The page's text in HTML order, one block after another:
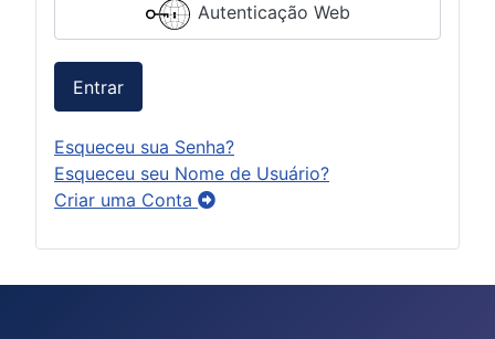
Autenticação Web
Entrar
Esqueceu sua Senha?
Esqueceu seu Nome de Usuário?
Criar uma Conta